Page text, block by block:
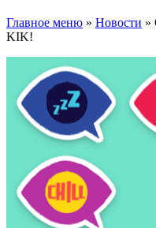
Главное меню » Новости »
KIK!